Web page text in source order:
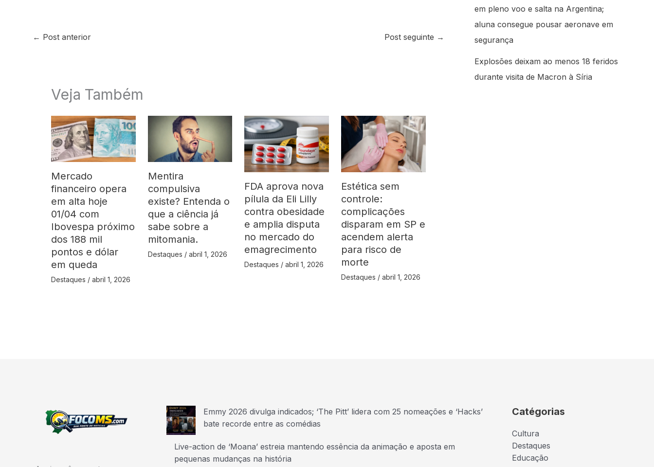
← Post anterior Post seguinte →
Veja Também
Mercado
financeiro opera
em alta hoje
01/04 com
Ibovespa próximo
dos 188 mil
pontos e dólar
em queda
Destaques / abril 1, 2026
Mentira
compulsiva
existe? Entenda o
que a ciência já
sabe sobre a
mitomania.
Destaques / abril 1, 2026
FDA aprova nova
pílula da Eli Lilly
contra obesidade
e amplia disputa
no mercado do
emagrecimento
Destaques /abril 1, 2026
Estética sem
controle:
complicações
disparam em SP e
acendem alerta
para risco de
morte
Destaques /abril 1, 2026
em pleno voo e salta na Argentina;
aluna consegue pousar aeronave em
segurança
Explosões deixam ao menos 18 feridos
durante visita de Macron à Síria
Emmy 2026 divulga indicados; ‘The Pitt’ lidera com 25 nomeações e ‘Hacks’
bate recorde entre as comédias
Live-action de ‘Moana’ estreia mantendo essência da animação e aposta em
pequenas mudanças na história
Catégorias
Cultura
Destaques
Educação